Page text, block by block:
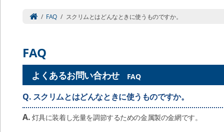
/ FAQ / スクリムとはどんなときに使うものですか。
FAQ
よくあるお問い合わせ FAQ
Q. スクリムとはどんなときに使うものですか。
A. 灯具に装着し光量を調節するための金属製の金網です。